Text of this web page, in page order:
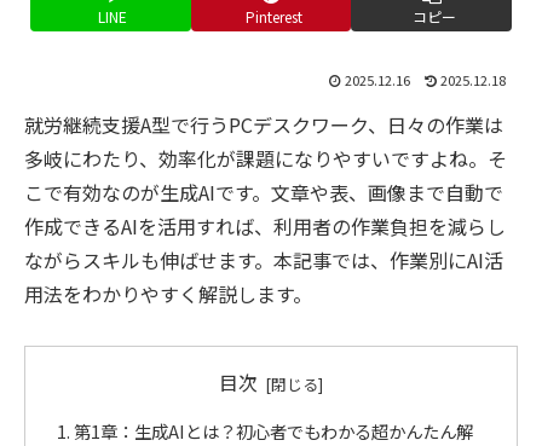
LINE Pinterest コピー
2025.12.16 2025.12.18
就労継続支援A型で行うPCデスクワーク、日々の作業は
多岐にわたり、効率化が課題になりやすいですよね。そ
こで有効なのが生成AIです。文章や表、画像まで自動で
作成できるAIを活用すれば、利用者の作業負担を減らし
ながらスキルも伸ばせます。本記事では、作業別にAI活
用法をわかりやすく解説します。
目次
第1章：生成AIとは？初心者でもわかる超かんたん解